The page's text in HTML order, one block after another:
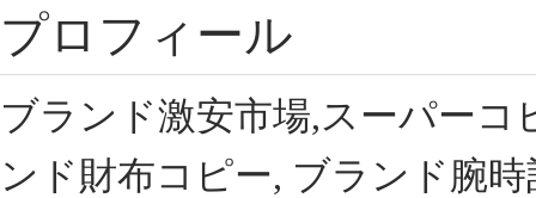
プロフィール
ブランド激安市場,スーパー
ンド財布コピー, ブランド腕